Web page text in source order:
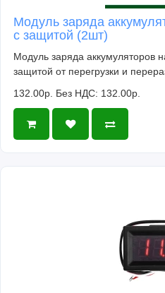
Модуль заряда
с защитой (2шт)
Модуль заряда аккумуляторов
защитой от перегрузки и
132.00р. Без НДС: 132.00р.